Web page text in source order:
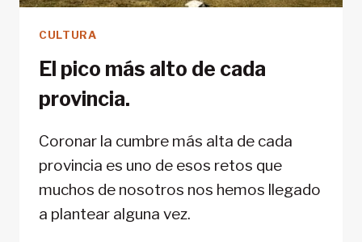
CULTURA
El pico más alto de cada
provincia.
Coronar la cumbre más alta de cada
provincia es uno de esos retos que
muchos de nosotros nos hemos llegado
a plantear alguna vez.